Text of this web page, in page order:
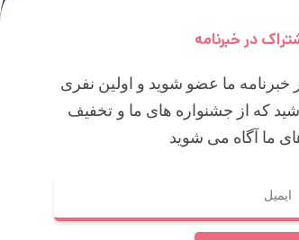
در خبرنامه
خبرنامه ما عضو شوید و اولین نفری
که از جشنواره های ما و تخفیف